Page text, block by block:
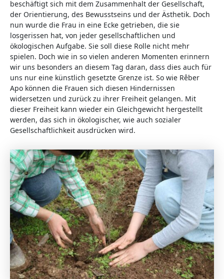
beschäftigt sich mit dem Zusammenhalt der Gesellschaft,
der Orientierung, des Bewusstseins und der Ästhetik. Doch
nun wurde die Frau in eine Ecke getrieben, die sie
losgerissen hat, von jeder gesellschaftlichen und
ökologischen Aufgabe. Sie soll diese Rolle nicht mehr
spielen. Doch wie in so vielen anderen Momenten erinnern
wir uns besonders an diesem Tag daran, dass dies auch für
uns nur eine künstlich gesetzte Grenze ist. So wie Rêber
Apo können die Frauen sich diesen Hindernissen
widersetzen und zurück zu ihrer Freiheit gelangen. Mit
dieser Freiheit kann wieder ein Gleichgewicht hergestellt
werden, das sich in ökologischer, wie auch sozialer
Gesellschaftlichkeit ausdrücken wird.